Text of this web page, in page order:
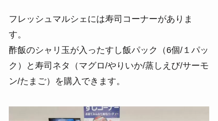
フレッシュマルシェには寿司コーナーがありま
す。
酢飯のシャリ玉が入ったすし飯パック（6個/１パッ
ク）と寿司ネタ（マグロ/やりいか/蒸しえび/サーモ
ン/たまご）を購入できます。